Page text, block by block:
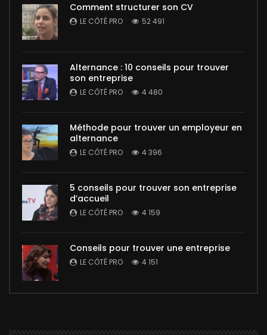
Comment structurer son CV
LE CÔTÉ PRO 52 491
Alternance : 10 conseils pour trouver
son entreprise
LE CÔTÉ PRO 4 480
Méthode pour trouver un employeur en
alternance
LE CÔTÉ PRO 4 396
5 conseils pour trouver son entreprise
d’accueil
LE CÔTÉ PRO 4 159
Conseils pour trouver une entreprise
LE CÔTÉ PRO 4 151